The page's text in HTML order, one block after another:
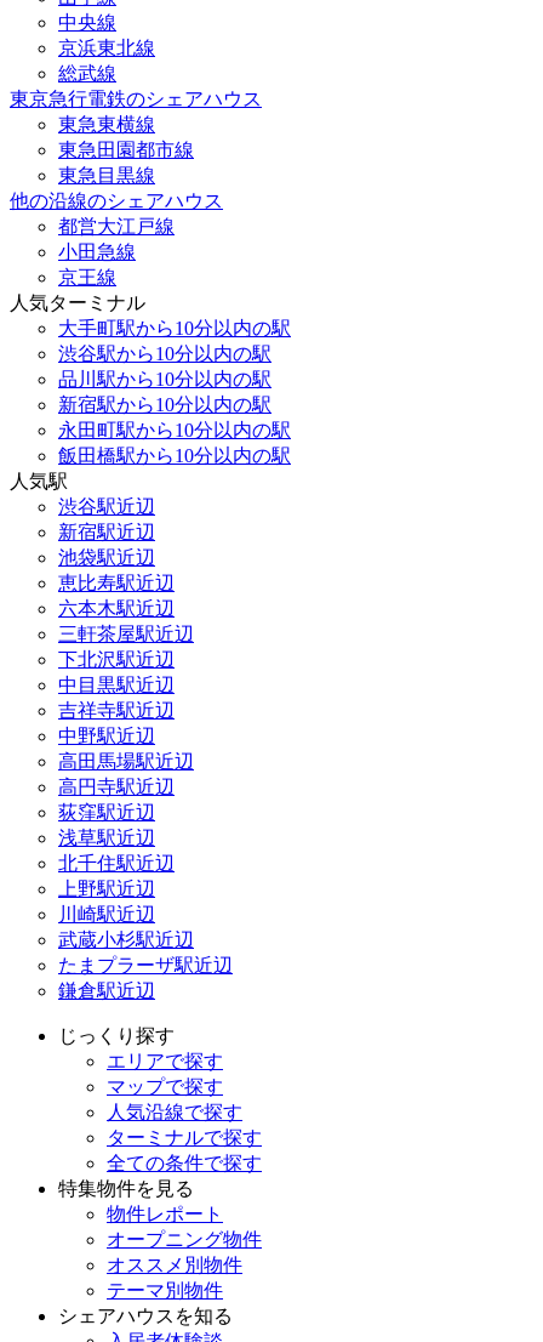
中央線
京浜東北線
総武線
東京急行電鉄のシェアハウス
東急東横線
東急田園都市線
東急目黒線
他の沿線のシェアハウス
都営大江戸線
小田急線
京王線
人気ターミナル
大手町駅から10分以内の駅
渋谷駅から10分以内の駅
品川駅から10分以内の駅
新宿駅から10分以内の駅
永田町駅から10分以内の駅
飯田橋駅から10分以内の駅
人気駅
渋谷駅近辺
新宿駅近辺
池袋駅近辺
恵比寿駅近辺
六本木駅近辺
三軒茶屋駅近辺
下北沢駅近辺
中目黒駅近辺
吉祥寺駅近辺
中野駅近辺
高田馬場駅近辺
高円寺駅近辺
荻窪駅近辺
浅草駅近辺
北千住駅近辺
上野駅近辺
川崎駅近辺
武蔵小杉駅近辺
たまプラーザ駅近辺
鎌倉駅近辺
じっくり探す
エリアで探す
マップで探す
人気沿線で探す
ターミナルで探す
全ての条件で探す
特集物件を見る
物件レポート
オープニング物件
オススメ別物件
テーマ別物件
シェアハウスを知る